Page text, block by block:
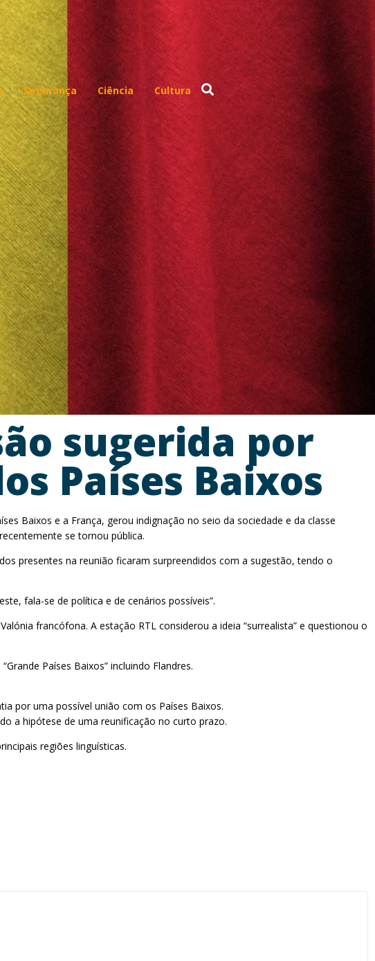
Segurança Ciência Cultura
sugerida por
Países Baixos
Baixos e a França, gerou indignação no seio da sociedade e da classe
se tornou pública.
presentes na reunião ficaram surpreendidos com a sugestão, tendo o
fala-se de política e de cenários possíveis”.
francófona. A estação RTL considerou a ideia “surrealista” e questionou o
Países Baixos” incluindo Flandres.
por uma possível união com os Países Baixos.
a hipótese de uma reunificação no curto prazo.
regiões linguísticas.